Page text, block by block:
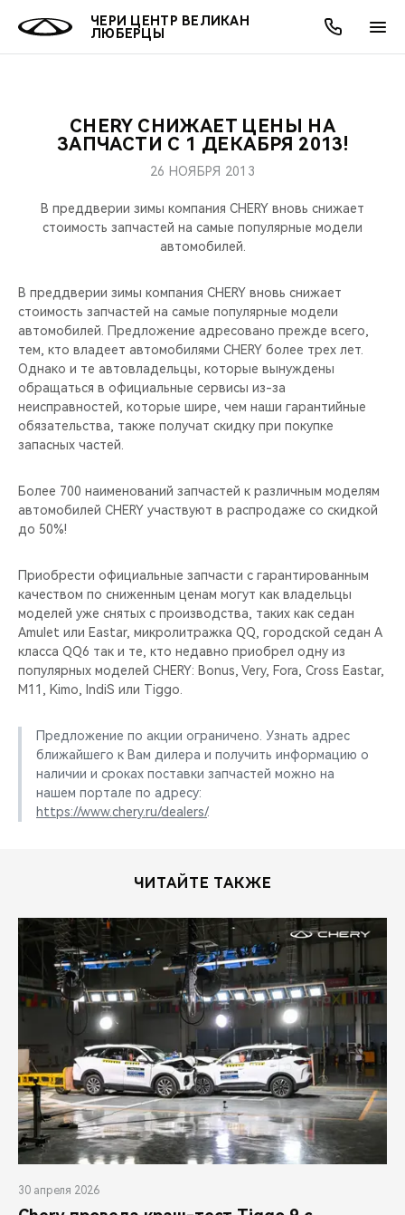
ЧЕРИ ЦЕНТР ВЕЛИКАН
ЛЮБЕРЦЫ
МОДЕЛИ
КРОССОВЕРЫ
СЕДАНЫ
НОВИНКИ
ПОКУПАТЕЛЯМ
КРЕДИТ И СТРАХОВАНИЕ
ВЛАДЕЛЬЦАМ
ЗАПЧАСТИ И АКСЕССУАРЫ
CHERY CONNECT
МИР CHERY
О БРЕНДЕ
ЛЮДИ CHERY
БЛАГОТВОРИТЕЛЬНОСТЬ
CHERY REMOTE
CHERY ДЛЯ ДЕТЕЙ
АКЦИИ
ОНЛАЙН СЕРВИСЫ
КРЕДИТ
О КОМПАНИИ
МЫ В СОЦСЕТЯХ
CHERY СНИЖАЕТ ЦЕНЫ НА
ЗАПЧАСТИ С 1 ДЕКАБРЯ 2013!
26 НОЯБРЯ 2013
В преддверии зимы компания CHERY вновь снижает
стоимость запчастей на самые популярные модели
автомобилей.
В преддверии зимы компания CHERY вновь снижает
стоимость запчастей на самые популярные модели
автомобилей. Предложение адресовано прежде всего,
тем, кто владеет автомобилями CHERY более трех лет.
Однако и те автовладельцы, которые вынуждены
обращаться в официальные сервисы из-за
неисправностей, которые шире, чем наши гарантийные
обязательства, также получат скидку при покупке
запасных частей.
Более 700 наименований запчастей к различным моделям
автомобилей CHERY участвуют в распродаже со скидкой
до 50%!
Приобрести официальные запчасти с гарантированным
качеством по сниженным ценам могут как владельцы
моделей уже снятых с производства, таких как седан
Amulet или Eastar, микролитражка QQ, городской седан A
класса QQ6 так и те, кто недавно приобрел одну из
популярных моделей CHERY: Bonus, Very, Fora, Cross Eastar,
M11, Kimo, IndiS или Tiggo.
Предложение по акции ограничено. Узнать адрес
ближайшего к Вам дилера и получить информацию о
наличии и сроках поставки запчастей можно на
нашем портале по адресу:
https://www.chery.ru/dealers/.
ЧИТАЙТЕ ТАКЖЕ
30 апреля 2026